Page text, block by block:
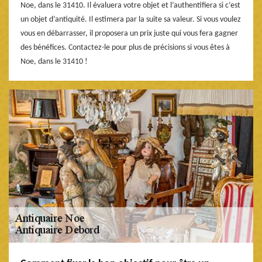
Noe, dans le 31410. Il évaluera votre objet et l’authentifiera si c’est
un objet d’antiquité. Il estimera par la suite sa valeur. Si vous voulez
vous en débarrasser, il proposera un prix juste qui vous fera gagner
des bénéfices. Contactez-le pour plus de précisions si vous êtes à
Noe, dans le 31410 !